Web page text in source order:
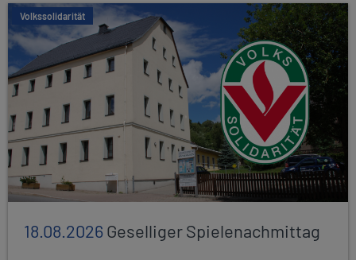
Volkssolidarität
18.08.2026Geselliger Spielenachmittag